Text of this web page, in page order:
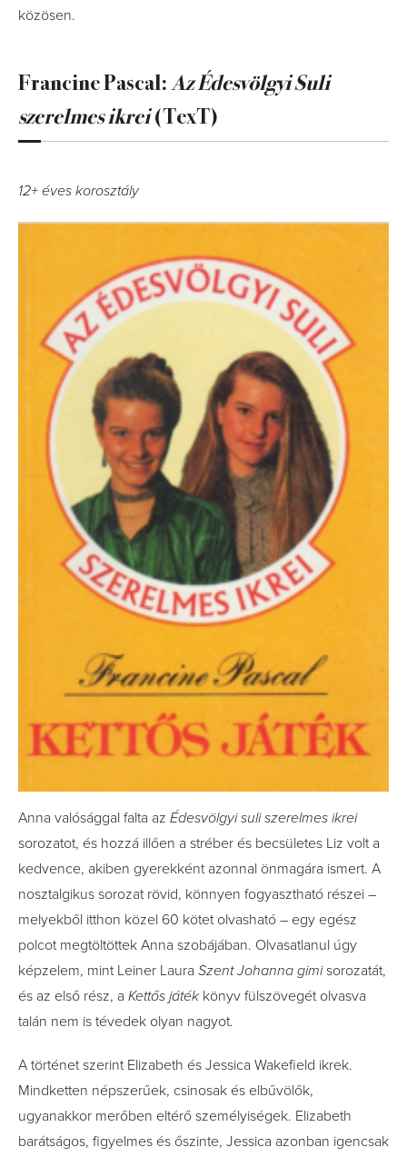
közösen.
Francine Pascal: Az Édesvölgyi Suli
szerelmes ikrei(TexT)
12+ éves korosztály
Anna valósággal falta az Édesvölgyi suli szerelmes ikrei
sorozatot, és hozzá illően a stréber és becsületes Liz volt a
kedvence, akiben gyerekként azonnal önmagára ismert. A
nosztalgikus sorozat rövid, könnyen fogyasztható részei –
melyekből itthon közel 60 kötet olvasható – egy egész
polcot megtöltöttek Anna szobájában. Olvasatlanul úgy
képzelem, mint Leiner Laura Szent Johanna gimisorozatát,
és az első rész, a Kettős ​játékkönyv fülszövegét olvasva
talán nem is tévedek olyan nagyot.
A történet szerint Elizabeth és Jessica Wakefield ikrek.
Mindketten népszerűek, csinosak és elbűvölők,
ugyanakkor merőben eltérő személyiségek. Elizabeth
barátságos, figyelmes és őszinte, Jessica azonban igencsak